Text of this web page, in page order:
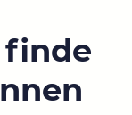
finde